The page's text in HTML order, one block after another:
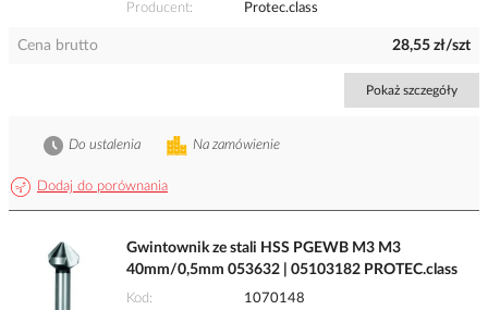
Producent
Protec.class
Cena brutto 28,55 zł/szt
Pokaż szczegóły
Dodaj do porównania
Na zamówienie
Do ustalenia
Gwintownik ze stali HSS PGEWB M3 M3
40mm/0,5mm 053632 | 05103182 PROTEC.class
Kod
1070148